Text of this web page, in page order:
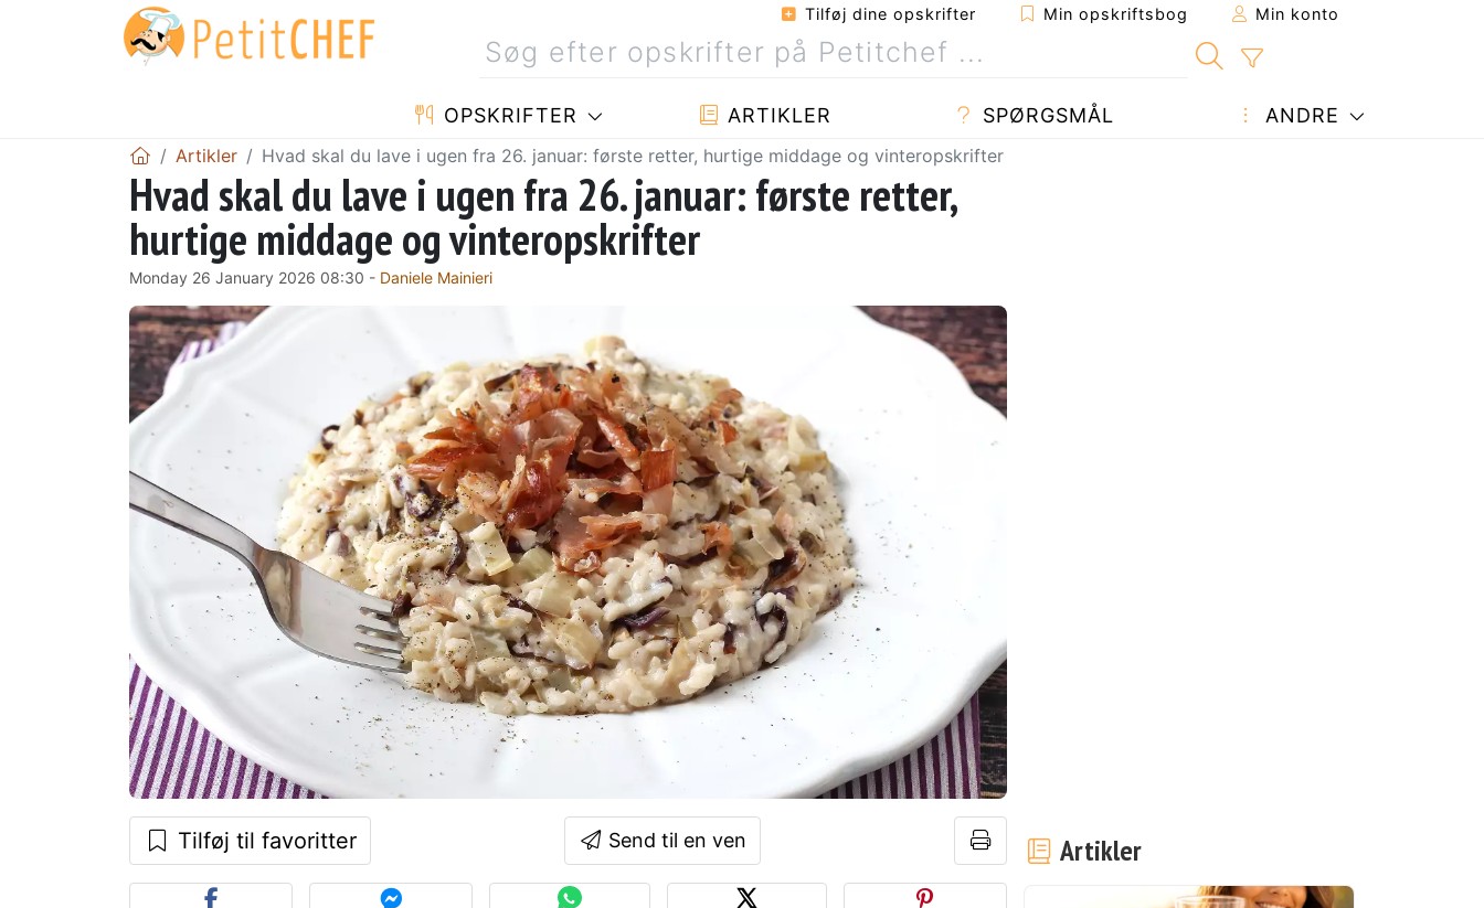
Tilføj dine opskrifter Min opskriftsbog Min konto
OPSKRIFTER ARTIKLER SPØRGSMÅL ANDRE
Artikler Hvad skal du lave i ugen fra 26. januar: første retter, hurtige middage og vinteropskrifter
Hvad skal du lave i ugen fra 26. januar: første retter,
hurtige middage og vinteropskrifter
Monday 26 January 2026 08:30 - Daniele Mainieri
Tilføj til favoritter Send til en ven Artikler